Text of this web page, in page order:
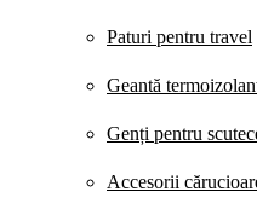
Paturi pentru travel
Geantă
Genți pentru
Accesorii